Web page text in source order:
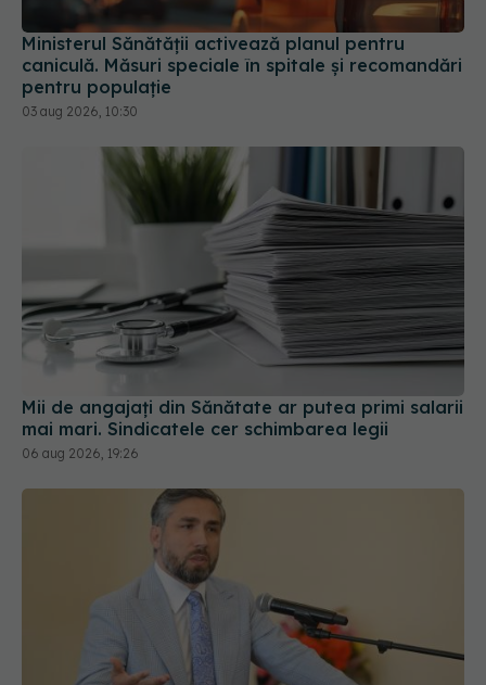
Ministerul Sănătății activează planul pentru
caniculă. Măsuri speciale în spitale și recomandări
pentru populație
03 aug 2026, 10:30
Mii de angajați din Sănătate ar putea primi salarii
mai mari. Sindicatele cer schimbarea legii
06 aug 2026, 19:26